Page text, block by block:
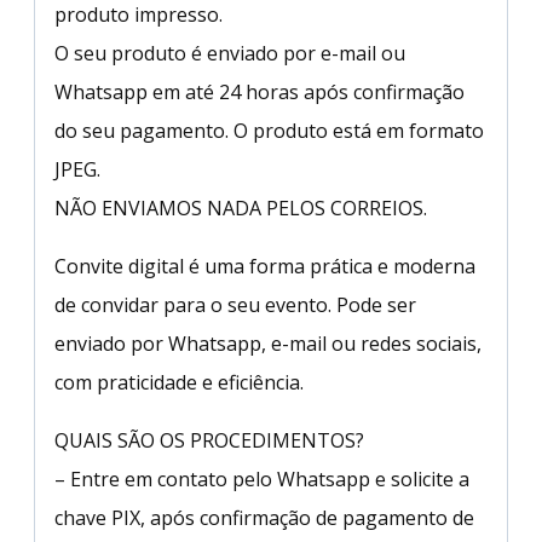
produto impresso.
O seu produto é enviado por e-mail ou
Whatsapp em até 24 horas após confirmação
do seu pagamento. O produto está em formato
JPEG.
NÃO ENVIAMOS NADA PELOS CORREIOS.
Convite digital é uma forma prática e moderna
de convidar para o seu evento. Pode ser
enviado por Whatsapp, e-mail ou redes sociais,
com praticidade e eficiência.
QUAIS SÃO OS PROCEDIMENTOS?
– Entre em contato pelo Whatsapp e solicite a
chave PIX, após confirmação de pagamento de